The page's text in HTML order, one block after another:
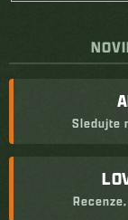
Sledujte